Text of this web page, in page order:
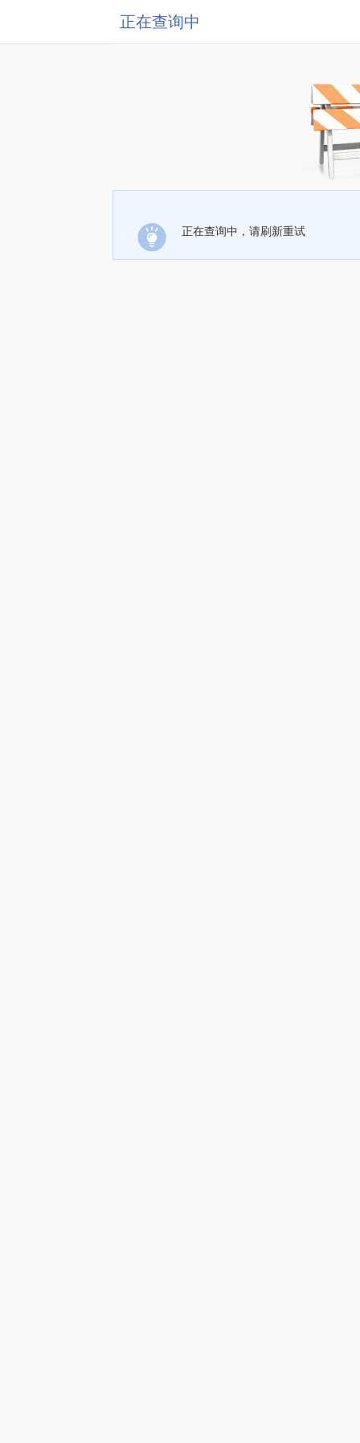
正在查询中
正在查询中，请刷新重试